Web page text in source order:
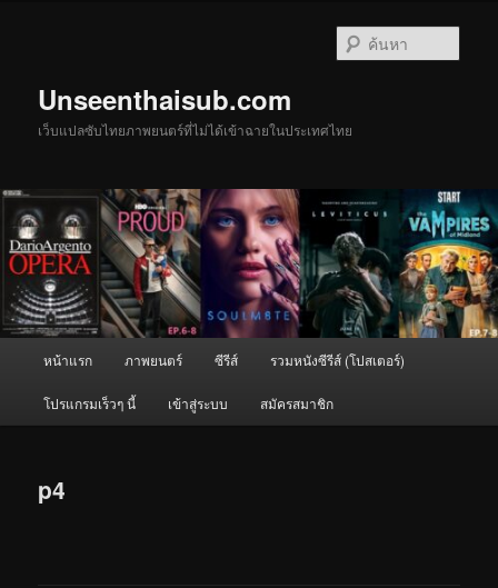
Unseenthaisub.com
เว็บแปลซับไทยภาพยนตร์ที่ไม่ได้เข้าฉายในประเทศไทย
หน้าแรก ภาพยนตร์ ซีรีส์ รวมหนังซีรีส์ (โปสเตอร์)
โปรแกรมเร็วๆ นี้ เข้าสู่ระบบ สมัครสมาชิก
p4